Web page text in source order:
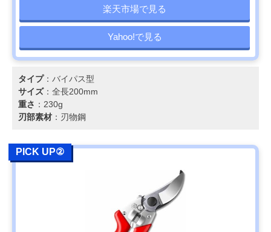
楽天市場で見る
Yahoo!で見る
タイプ：バイパス型
サイズ：全長200mm
重さ ：230g
刃部素材 ：刃物鋼
PICK UP②